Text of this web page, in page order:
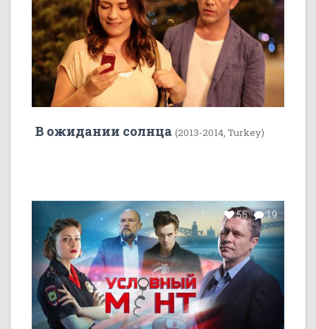
В ожидании солнца (2013-2014, Turkey)
55 19